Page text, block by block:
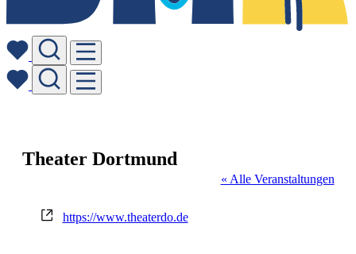
Theater Dortmund
« Alle Veranstaltungen
Webseite
https://www.theaterdo.de